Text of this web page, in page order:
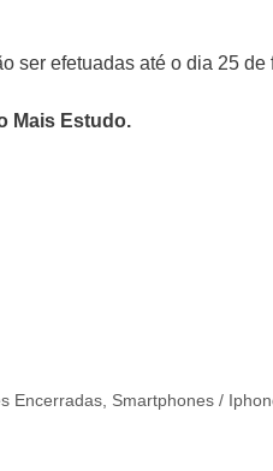
ser efetuadas até o dia 25 de
Mais Estudo.
Encerradas
Smartphones /